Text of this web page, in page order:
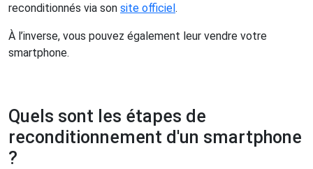
reconditionnés via son site officiel.
À l’inverse, vous pouvez également leur vendre votre
smartphone.
Quels sont les étapes de
reconditionnement d'un smartphone
?